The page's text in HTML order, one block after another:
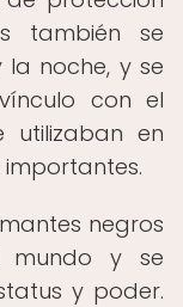
también se
noche, y se
con el
utilizaban en
importantes.
negros
mundo y se
y poder.